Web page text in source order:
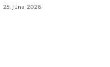
25. júna 2026